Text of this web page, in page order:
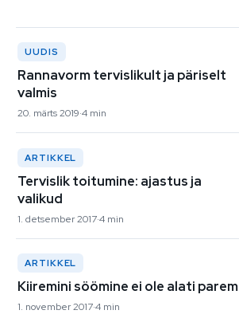
UUDIS
Rannavorm tervislikult ja päriselt
valmis
20. märts 2019 4 min
ARTIKKEL
Tervislik toitumine: ajastus ja
valikud
1. detsember 20174 min
ARTIKKEL
Kiiremini söömine ei ole alati parem
1. november 20174 min